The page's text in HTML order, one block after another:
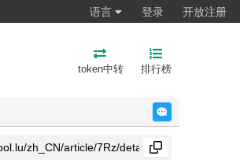
语言 登录 开放注册
token中转 排行榜